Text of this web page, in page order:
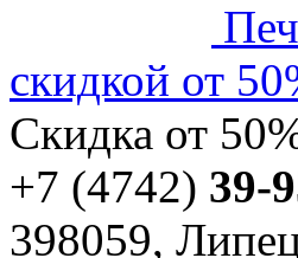
скидкой от
Скидка от
+7 (4742) 39-
398059,